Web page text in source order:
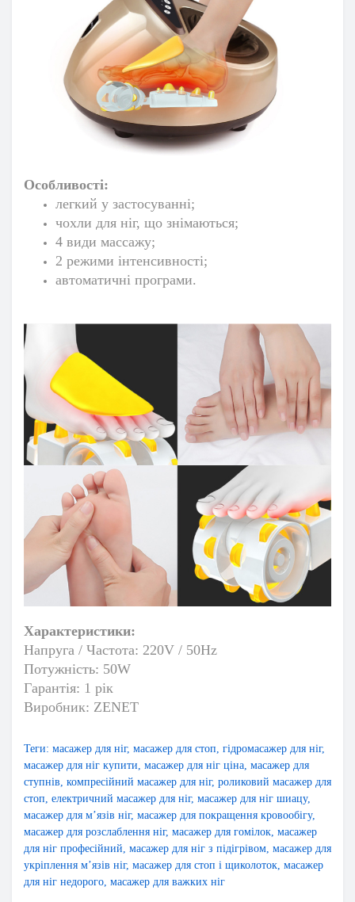
Особливості:
легкий у застосуванні;
чохли для ніг, що знімаються;
4 види массажу;
2 режими інтенсивності;
автоматичні програми.
Характеристики:
Напруга / Частота: 220V / 50Hz
Потужність: 50W
Гарантія: 1 рік
Виробник: ZENET
Теги: масажер для ніг, масажер для стоп, гідромасажер для ніг,
масажер для ніг купити, масажер для ніг ціна, масажер для
ступнів, компресійний масажер для ніг, роликовий масажер для
стоп, електричний масажер для ніг, масажер для ніг шиацу,
масажер для м’язів ніг, масажер для покращення кровообігу,
масажер для розслаблення ніг, масажер для гомілок, масажер
для ніг професійний, масажер для ніг з підігрівом, масажер для
укріплення м’язів ніг, масажер для стоп і щиколоток, масажер
для ніг недорого, масажер для важких ніг